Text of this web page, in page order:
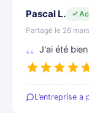
Pascal L.
Partagé le 26
J'ai été
L’entreprise